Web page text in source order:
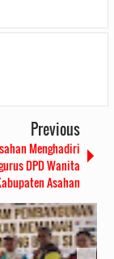
Previous
Menghadiri
DPD Wanita
Asahan